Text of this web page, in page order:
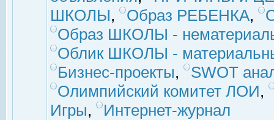
ШКОЛЫ, Образ РЕБЕНКА,
Образ ШКОЛЫ -
Облик ШКОЛЫ -
Бизнес-проекты,
SWOT
Олимпийский комитет ЛОИ,
Игры, Интернет-журнал